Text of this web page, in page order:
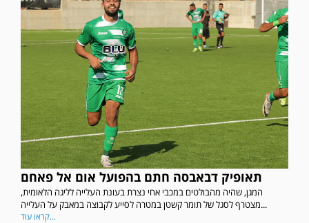
תאופיק דבאבסה חתם בהפועל אום אל פאחם
המגן, שהיה מהבולטים במכבי אחי נצרת בעונת העלייה לליגה הלאומית,
מצטרף לסגל של תומר קשטן במטרה לסייע לקבוצה במאבק על העלייה...
קראו עוד...